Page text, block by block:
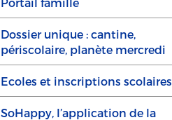
Dossier unique : cantine,
périscolaire, planète mercredi
Ecoles et inscriptions scolaires
SoHappy, l’application de la